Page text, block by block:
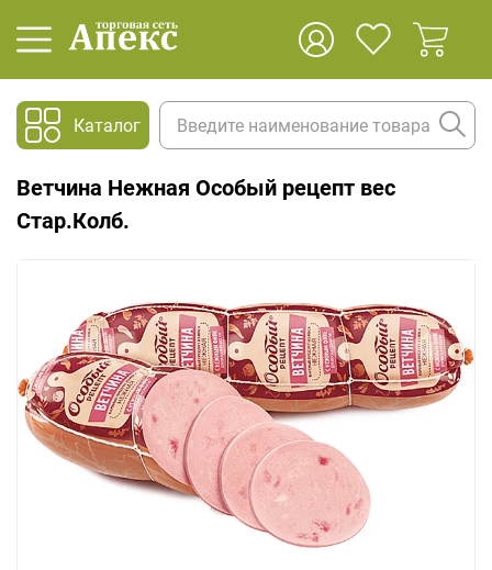
Каталог
Ветчина Нежная Особый рецепт вес
Стар.Колб.